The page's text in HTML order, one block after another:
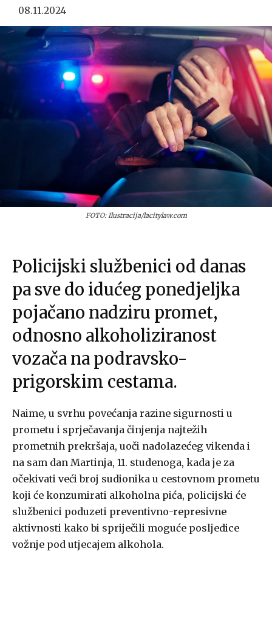
08.11.2024
FOTO: Ilustracija/lacitylaw.com
Policijski službenici od danas
pa sve do idućeg ponedjeljka
pojačano nadziru promet,
odnosno alkoholiziranost
vozača na podravsko-
prigorskim cestama.
Naime, u svrhu povećanja razine sigurnosti u
prometu i sprječavanja činjenja najtežih
prometnih prekršaja, uoči nadolazećeg vikenda i
na sam dan Martinja, 11. studenoga, kada je za
očekivati veći broj sudionika u cestovnom prometu
koji će konzumirati alkoholna pića, policijski će
službenici poduzeti preventivno-represivne
aktivnosti kako bi spriječili moguće posljedice
vožnje pod utjecajem alkohola.